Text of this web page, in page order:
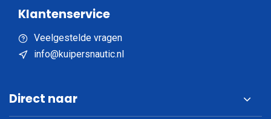
Klantenservice
Veelgestelde vragen
info@kuipersnautic.nl
Direct naar